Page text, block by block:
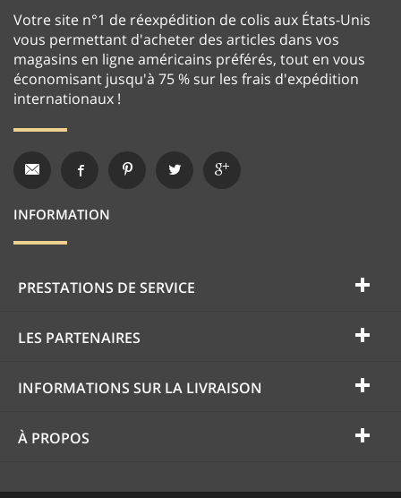
Votre site n°1 de réexpédition de colis aux États-Unis
vous permettant d'acheter des articles dans vos
magasins en ligne américains préférés, tout en vous
économisant jusqu'à 75 % sur les frais d'expédition
internationaux !
INFORMATION
PRESTATIONS DE SERVICE
LES PARTENAIRES
INFORMATIONS SUR LA LIVRAISON
À PROPOS